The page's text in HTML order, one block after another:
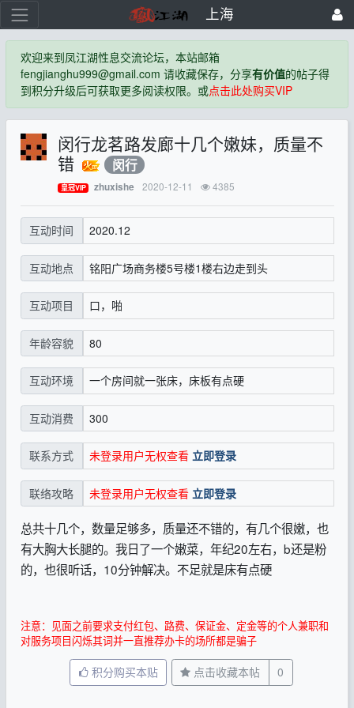
上海
欢迎来到凤江湖性息交流论坛，本站邮箱
fengjianghu999@gmail.com 请收藏保存，分享有价值的帖子得
到积分升级后可获取更多阅读权限。或点击此处购买VIP
闵行龙茗路发廊十几个嫩妹，质量不
错
闵行
皇冠VIP zhuxishe 2020-12-11 4385
互动时间 2020.12
互动地点 铭阳广场商务楼5号楼1楼右边走到头
互动项目 口，啪
年龄容貌 80
互动环境 一个房间就一张床，床板有点硬
互动消费 300
联系方式 未登录用户无权查看 立即登录
联络攻略 未登录用户无权查看 立即登录
总共十几个，数量足够多，质量还不错的，有几个很嫩，也
有大胸大长腿的。我日了一个嫩菜，年纪20左右，b还是粉
的，也很听话，10分钟解决。不足就是床有点硬
注意：见面之前要求支付红包、路费、保证金、定金等的个人兼职和
对服务项目闪烁其词并一直推荐办卡的场所都是骗子
积分购买本贴 点击收藏本帖 0